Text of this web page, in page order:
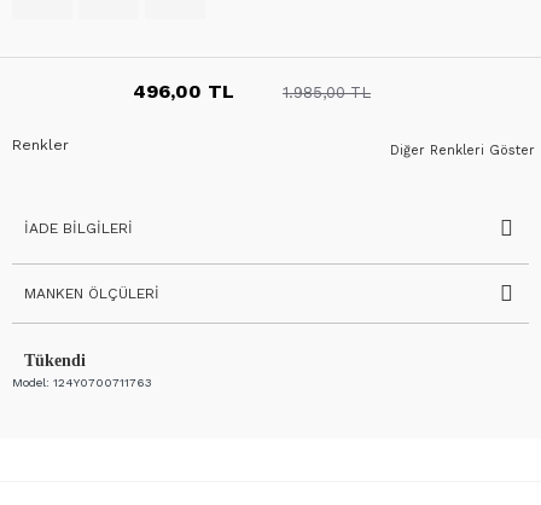
Tükendi
Model: 124Y0700711763
496,00 TL 1.985,00 TL
Diğer Renkleri Göster
Renkler
İADE BILGILERI
MANKEN ÖLÇÜLERI